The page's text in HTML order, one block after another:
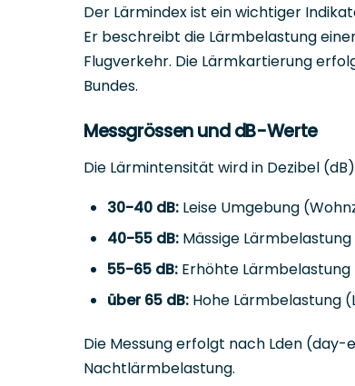
Der Lärmindex ist ein wichtiger
Er beschreibt die Lärmbelastung
Flugverkehr. Die Lärmkartierung
Bundes.
Messgrössen und dB-Werte
Die Lärmintensität wird in Dezibel
30-40 dB:Leise Umgebung
40-55 dB:Mässige Lärmbelastung
55-65 dB:Erhöhte Lärmbelastung
über 65 dB:Hohe Lärmbelastung
Die Messung erfolgt nach Lden
Nachtlärmbelastung.